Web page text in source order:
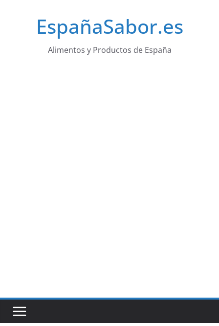
EspañaSabor.es
Alimentos y Productos de España